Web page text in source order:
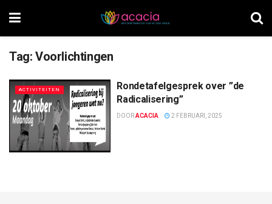
Tag: Voorlichtingen
ACTIVITEITEN
Rondetafelgesprek over ”de
Radicalisering”
DOORACACIA 2 FEBRUARI, 2025